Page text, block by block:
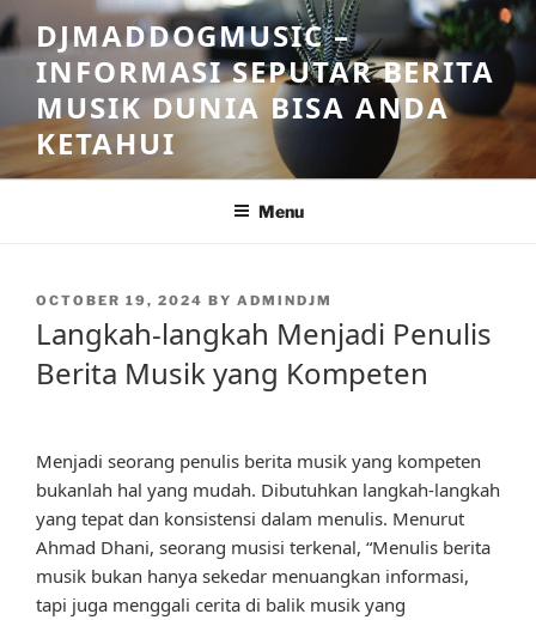
Skip
to
content
DJMADDOGMUSIC –
INFORMASI SEPUTAR BERITA
MUSIK DUNIA BISA ANDA
KETAHUI
Menu
POSTED
OCTOBER 19, 2024 BY ADMINDJM
Langkah-langkah Menjadi Penulis
Berita Musik yang Kompeten
Menjadi seorang penulis berita musik yang kompeten
bukanlah hal yang mudah. Dibutuhkan langkah-langkah
yang tepat dan konsistensi dalam menulis. Menurut
Ahmad Dhani, seorang musisi terkenal, “Menulis berita
musik bukan hanya sekedar menuangkan informasi,
tapi juga menggali cerita di balik musik yang